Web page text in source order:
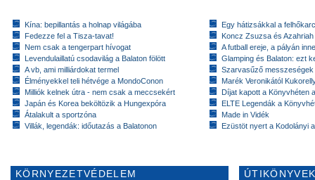
Kína: bepillantás a holnap világába
Fedezze fel a Tisza-tavat!
Nem csak a tengerpart hívogat
Levendulaillatú csodavilág a Balaton fölött
A vb, ami milliárdokat termel
Élményekkel teli hétvége a MondoConon
Milliók kelnek útra - nem csak a meccsekért
Japán és Korea beköltözik a Hungexpóra
Átalakult a sportzóna
Villák, legendák: időutazás a Balatonon
Egy hátizsákkal a
Koncz Zsuzsa és
A futball ereje, a pályán
Glamping és Balaton: ezt
Szarvasűző messzeségek
Marék Veronikától
Díjat kapott a Könyvhéten
ELTE Legendák a
Made in Vidék
Ezüstöt nyert a Kodolányi
KÖRNYEZETVÉDELEM